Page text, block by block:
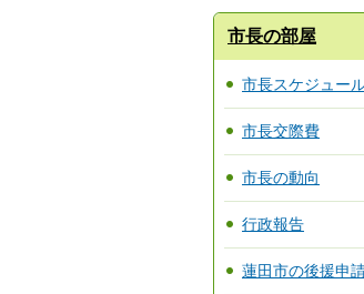
市長の部屋
市長スケジュー
市長交際費
市長の動向
行政報告
蓮田市の後援申